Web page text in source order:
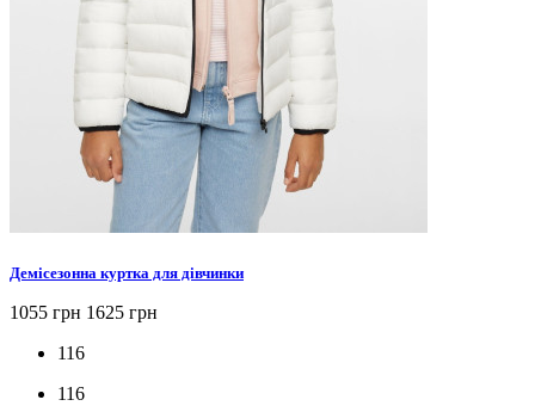
Демісезонна куртка для дівчинки
1055 грн 1625 грн
116
116